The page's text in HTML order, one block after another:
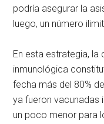
podría asegurar la
luego, un número
En esta estrategia,
inmunológica
fecha más del 80%
ya fueron vacunadas
un poco menor para